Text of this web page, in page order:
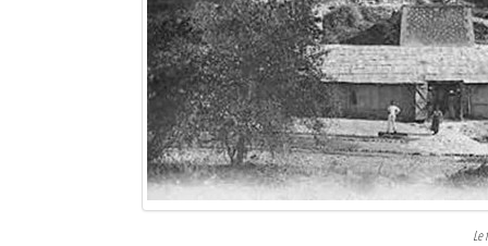
Le